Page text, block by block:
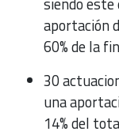
aportación
60% de la
30
una
14% del